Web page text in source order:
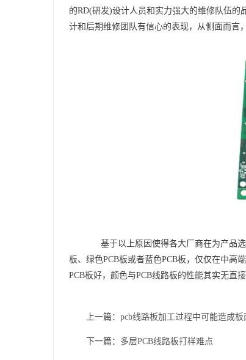
的RD(研发)设计人员和实力强大的维修队伍的
计和后期维修团队有信心的表现，从侧面而言
基于以上原因使得各大厂商在为产品选
板、绿色PCB板或者蓝色PCB板，仅仅在中高
PCB板好，颜色与PCB线路板的性能其实无直接
上一篇： pcb线路板加工过程中可能造成板
下一篇： 多层PCB线路板打样难点